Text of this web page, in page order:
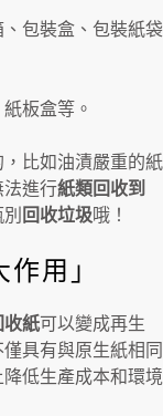
、包裝盒、包裝紙袋
板盒等。
，比如油漬嚴重的紙
法進行紙類回收到
回收垃圾哦！
作用」
收紙可以變成再生
具有與原生紙相同
低生產成本和環境